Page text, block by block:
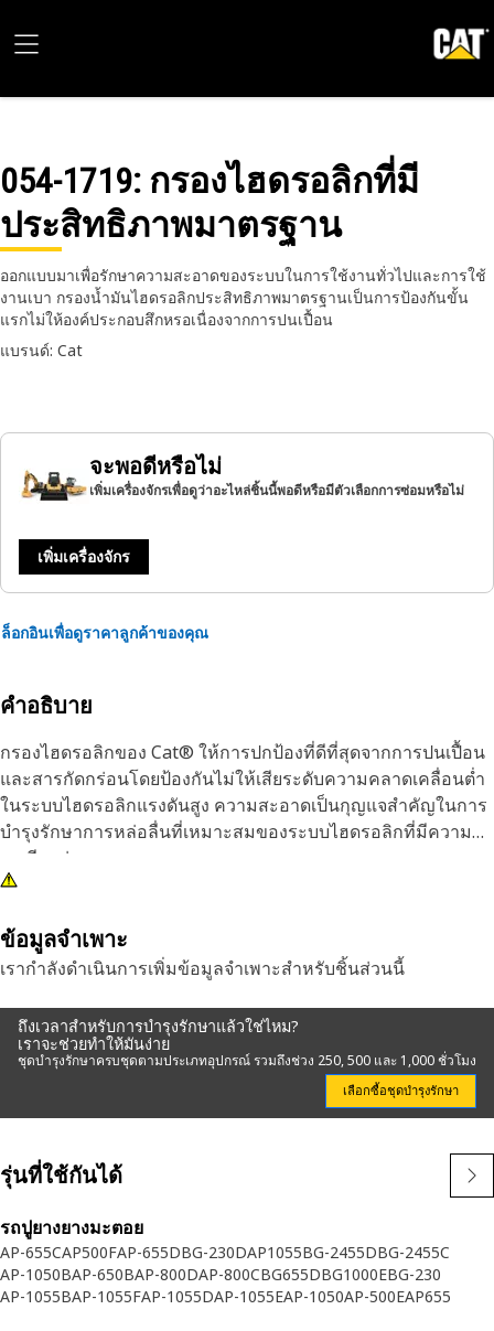
054-1719: กรองไฮดรอลิกที่มี
ประสิทธิภาพมาตรฐาน
ออกแบบมาเพื่อรักษาความสะอาดของระบบในการใช้งานทั่วไปและการใช้
งานเบา กรองน้ำมันไฮดรอลิกประสิทธิภาพมาตรฐานเป็นการป้องกันขั้น
แรกไม่ให้องค์ประกอบสึกหรอเนื่องจากการปนเปื้อน
แบรนด์: Cat
จะพอดีหรือไม่
เพิ่มเครื่องจักรเพื่อดูว่าอะไหล่ชิ้นนี้พอดีหรือมีตัวเลือกการซ่อมหรือไม่
เพิ่มเครื่องจักร
ล็อกอินเพื่อดูราคาลูกค้าของคุณ
คำอธิบาย
กรองไฮดรอลิกของ Cat® ให้การปกป้องที่ดีที่สุดจากการปนเปื้อน
และสารกัดกร่อนโดยป้องกันไม่ให้เสียระดับความคลาดเคลื่อนต่ำ
ในระบบไฮดรอลิกแรงดันสูง ความสะอาดเป็นกุญแจสำคัญในการ
บำรุงรักษาการหล่อลื่นที่เหมาะสมของระบบไฮดรอลิกที่มีความ
ละเอียดอ่อน
ข้อมูลจำเพาะ
เรากำลังดำเนินการเพิ่มข้อมูลจำเพาะสำหรับชิ้นส่วนนี้
ถึงเวลาสำหรับการบำรุงรักษาแล้วใช่ไหม?
เราจะช่วยทำให้มันง่าย
ชุดบำรุงรักษาครบชุดตามประเภทอุปกรณ์ รวมถึงช่วง 250, 500 และ 1,000 ชั่วโมง
เลือกซื้อชุดบำรุงรักษา
รุ่นที่ใช้กันได้
รถปูยางยางมะตอย
AP-655CAP500FAP-655DBG-230DAP1055BG-2455DBG-2455C
AP-1050BAP-650BAP-800DAP-800CBG655DBG1000EBG-230
AP-1055BAP-1055FAP-1055DAP-1055EAP-1050AP-500EAP655